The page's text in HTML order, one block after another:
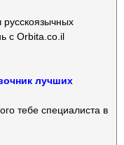
русскоязычных
с Orbita.co.il
лучших
тебе специалиста в